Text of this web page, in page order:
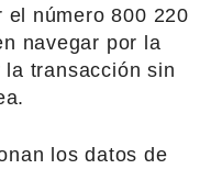
el número 800 220
navegar por la
transacción sin
los datos de